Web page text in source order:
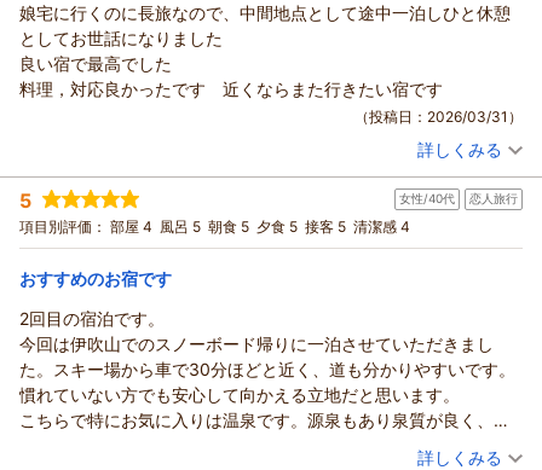
高時川まで足を延ばされたとのこと、旅のお手伝いができまし
たことを光栄に存じます。
一方で、夕食会場のスタッフ体制につきまして、ゆとりが感じ
られなかったとのご指摘、誠にありがとうございます。
いただいたお声を真摯に受け止め、より落ち着いてお食事をお
楽しみいただけるよう、改善に努めてまいります。
をお楽しみいただけましたら幸いです。
この度は誠にありがとうございました。
また季節を変えてお越しいただけましたら、心よりお待ち申し
上げております。
須賀谷温泉～戦国武将が通った歴史の秘湯～からの返信
この度はお子様の小学校ご卒業という大切な節目のご旅行に、
須賀谷温泉をお選びいただき、誠にありがとうございました。
また、ご滞在のご感想を詳しくお寄せいただき、心より御礼申
彦根観光のご宿泊先としてお選びいただき、アクセスや駐車
場、チェックインの流れにつきましても快適に感じていただけ
たとのこと、何よりでございます。
お部屋やマッサージチェアでもゆったりとお過ごしいただけま
したようで、旅のお疲れを癒していただけましたら幸いです。
ご夕食には近江牛のすき焼きをお楽しみいただき、自家製の割
拝見いたしました。
また、フードロスについてお気遣いのお言葉まで頂戴し、誠に
ありがとうございます。そうしたお心遣いに、私どもも感謝申
し上げます。
平日の遅い時間には温泉を貸し切りのようにご利用いただけた
とのこと、ゆっくりとしたひとときをお過ごしいただけたご様
娘宅に行くのに長旅なので、中間地点として途中一泊しひと休憩
としてお世話になりました
良い宿で最高でした
料理，対応良かったです 近くならまた行きたい宿です
（投稿日：2026/03/31）
投稿者： くーちゃんさん(女性/60代)
宿泊プラン： 【基本】お市の方・浅井三姉妹ゆかりの天然温泉と旬の会席料
理〇寛ぎプラン◆天然水プレゼント◆茶々の華
和洋室
宿泊価格帯： 21,001～22,000円(大人一人あたり/税込)
この度は須賀谷温泉にご宿泊いただき、誠にありがとうござい
ました。
また、長旅の途中のご休憩として当館をお選びいただき、心よ
り御礼申し上げます。
「良い宿で最高でした」とのお言葉、大変光栄に存じます。
お料理やスタッフの対応につきましてもご満足いただけたとの
詳しくみる
5 女性/40代 恋人旅行
項目別評価： 部屋 4 風呂 5 朝食 5 夕食 5 接客 5 清潔感 4
おすすめのお宿です
2回目の宿泊です。
今回は伊吹山でのスノーボード帰りに一泊させていただきまし
た。スキー場から車で30分ほどと近く、道も分かりやすいです。
慣れていない方でも安心して向かえる立地だと思います。
こちらで特にお気に入りは温泉です。源泉もあり泉質が良く、と
ても温まります。今は日帰り入浴はされておらず、混み合うこと
（投稿日：2026/03/26）
詳しくみる